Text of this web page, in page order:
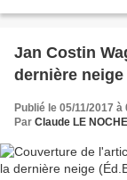
Jan Costin
dernière neige
Publié le 05/11/2017 à
Par Claude LE